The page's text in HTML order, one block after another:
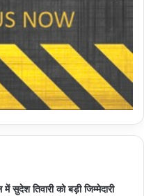
सुदेश तिवारी को बड़ी जिम्मेदारी